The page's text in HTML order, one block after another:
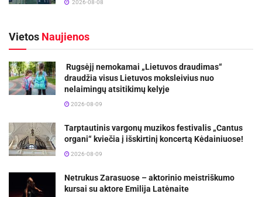
2026-08-08
Vietos Naujienos
Rugsėjį nemokamai „Lietuvos draudimas“
draudžia visus Lietuvos moksleivius nuo
nelaimingų atsitikimų kelyje
2026-08-09
Tarptautinis vargonų muzikos festivalis „Cantus
organi“ kviečia į išskirtinį koncertą Kėdainiuose!
2026-08-09
Netrukus Zarasuose – aktorinio meistriškumo
kursai su aktore Emilija Latėnaite